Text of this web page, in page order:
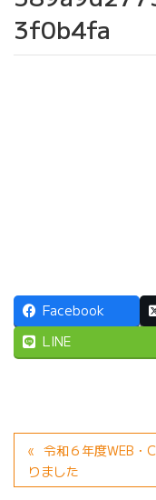
3f0b4fa
Facebook
LINE
令和６年度WEB・
りました